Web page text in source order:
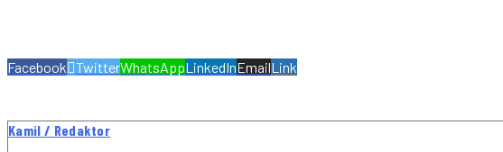
Facebook TwitterWhatsAppLinkedInEmailLink
Kamil / Redaktor